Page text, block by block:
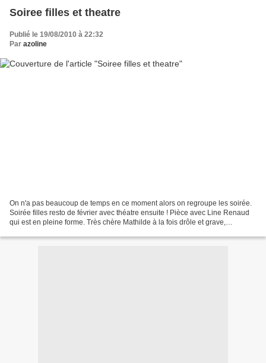
Soiree filles et theatre
Publié le 19/08/2010 à 22:32
Par azoline
On n'a pas beaucoup de temps en ce moment alors on regroupe les soirée.
Soirée filles resto de février avec théatre ensuite ! Pièce avec Line Renaud
qui est en pleine forme. Très chère Mathilde à la fois drôle et grave,